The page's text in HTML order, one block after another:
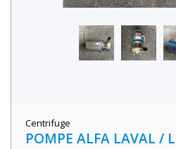
Centrifuge
POMPE ALFA LAVAL /